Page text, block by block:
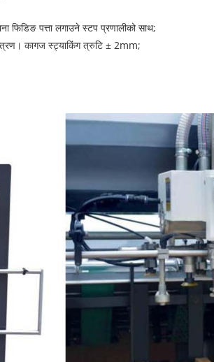
फिडिङ पत्ता लगाउने स्टप प्रणालीको साथ;
कागज स्ट्याकिंग त्रुटि ± 2mm;